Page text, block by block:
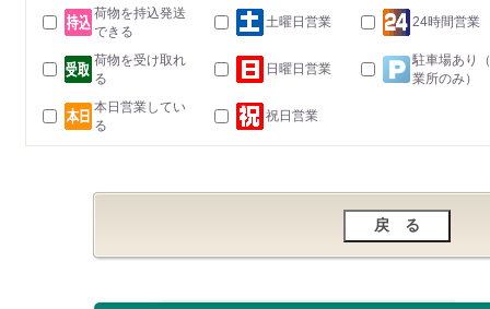
荷物を持込発送
できる
土曜日営業 24時間営業
荷物を受け取れ
る
日曜日営業
駐車場あり
業所のみ）
本日営業してい
る
祝日営業